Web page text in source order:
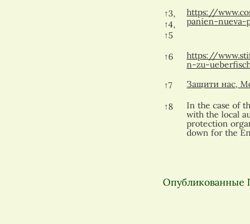
↑3,
↑4,
↑5
https://
panien-nueva-
↑6
https://
n-zu-
↑7 Защити нас,
↑8
In the case of
with the local
protection
down for the
Опубликованные